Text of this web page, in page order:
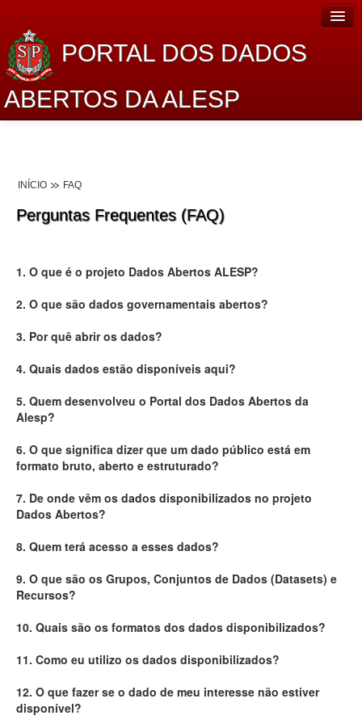
PORTAL DOS DADOS
ABERTOS DA ALESP
Lei de Acesso à Informação
Administração
Legislação
Perguntas frequentes
Contato
INÍCIO FAQ
Perguntas Frequentes (FAQ)
1. O que é o projeto Dados Abertos ALESP?
2. O que são dados governamentais abertos?
3. Por quê abrir os dados?
4. Quais dados estão disponíveis aqui?
5. Quem desenvolveu o Portal dos Dados Abertos da
Alesp?
6. O que significa dizer que um dado público está em
formato bruto, aberto e estruturado?
7. De onde vêm os dados disponibilizados no projeto
Dados Abertos?
8. Quem terá acesso a esses dados?
9. O que são os Grupos, Conjuntos de Dados (Datasets) e
Recursos?
10. Quais são os formatos dos dados disponibilizados?
11. Como eu utilizo os dados disponibilizados?
12. O que fazer se o dado de meu interesse não estiver
disponível?